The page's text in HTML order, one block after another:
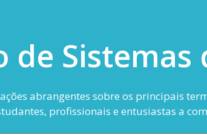
de Sistemas
abrangentes sobre os principais
profissionais e entusiastas a